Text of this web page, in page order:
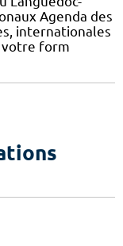
Agenda des
internationales
votre form